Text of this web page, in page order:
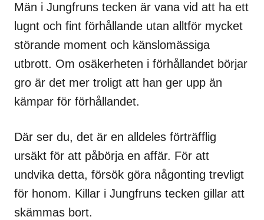
Män i Jungfruns tecken är vana vid att ha ett
lugnt och fint förhållande utan alltför mycket
störande moment och känslomässiga
utbrott. Om osäkerheten i förhållandet börjar
gro är det mer troligt att han ger upp än
kämpar för förhållandet.
Där ser du, det är en alldeles förträfflig
ursäkt för att påbörja en affär. För att
undvika detta, försök göra någonting trevligt
för honom. Killar i Jungfruns tecken gillar att
skämmas bort.